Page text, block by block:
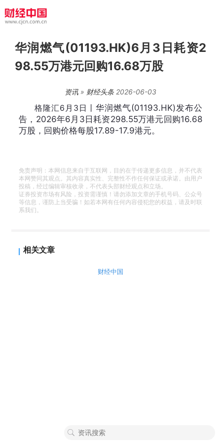
华润燃气(01193.HK)6月3日耗资2
98.55万港元回购16.68万股
资讯 » 财经头条2026-06-03
格隆汇6月3日丨 华润燃气(01193.HK)发布公
告，2026年6月3日耗资298.55万港元回购16.68
万股，回购价格每股17.89-17.9港元。
免责声明：本网信息来自于互联网，目的在于传递更多信息，并不代表
本网赞同其观点。其内容真实性、完整性不作任何保证或承诺。由用户
投稿，经过编辑审核收录，不代表头部财经观点和立场。
证券投资市场有风险，投资需谨慎！请勿添加文章的手机号码、公众号
等信息，谨防上当受骗！如若本网有任何内容侵犯您的权益，请及时联
系我们。
相关文章
财经中国